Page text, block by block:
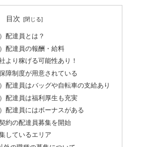
目次
配達員とは？
配達員の報酬・給料
より稼げる可能性あり！
障制度が用意されている
配達員はバッグや自転車の支給あり
配達員は福利厚生も充実
配達員にはボーナスがある
約の配達員募集を開始
しているエリア